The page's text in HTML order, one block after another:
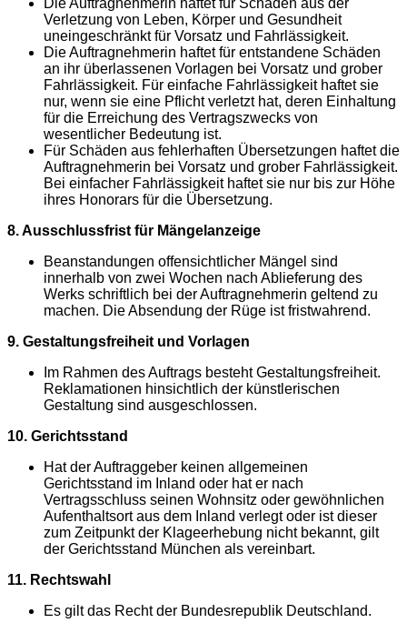
Verletzung von Leben, Körper und Gesundheit
uneingeschränkt für Vorsatz und Fahrlässigkeit.
Die Auftragnehmerin haftet für entstandene Schäden
an ihr überlassenen Vorlagen bei Vorsatz und grober
Fahrlässigkeit. Für einfache Fahrlässigkeit haftet sie
nur, wenn sie eine Pflicht verletzt hat, deren Einhaltung
für die Erreichung des Vertragszwecks von
wesentlicher Bedeutung ist.
Für Schäden aus fehlerhaften Übersetzungen haftet die
Auftragnehmerin bei Vorsatz und grober Fahrlässigkeit.
Bei einfacher Fahrlässigkeit haftet sie nur bis zur Höhe
ihres Honorars für die Übersetzung.
8. Ausschlussfrist für Mängelanzeige
Beanstandungen offensichtlicher Mängel sind
innerhalb von zwei Wochen nach Ablieferung des
Werks schriftlich bei der Auftragnehmerin geltend zu
machen. Die Absendung der Rüge ist fristwahrend.
9. Gestaltungsfreiheit und Vorlagen
Im Rahmen des Auftrags besteht Gestaltungsfreiheit.
Reklamationen hinsichtlich der künstlerischen
Gestaltung sind ausgeschlossen.
10. Gerichtsstand
Hat der Auftraggeber keinen allgemeinen
Gerichtsstand im Inland oder hat er nach
Vertragsschluss seinen Wohnsitz oder gewöhnlichen
Aufenthaltsort aus dem Inland verlegt oder ist dieser
zum Zeitpunkt der Klageerhebung nicht bekannt, gilt
der Gerichtsstand München als vereinbart.
11. Rechtswahl
Es gilt das Recht der Bundesrepublik Deutschland.